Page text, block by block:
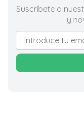
Suscríbete a
y